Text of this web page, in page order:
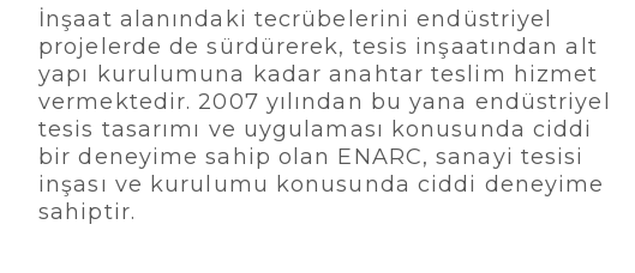
İnşaat alanındaki tecrübelerini endüstriyel
projelerde de sürdürerek, tesis inşaatından alt
yapı kurulumuna kadar anahtar teslim hizmet
vermektedir. 2007 yılından bu yana endüstriyel
tesis tasarımı ve uygulaması konusunda ciddi
bir deneyime sahip olan ENARC, sanayi tesisi
inşası ve kurulumu konusunda ciddi deneyime
sahiptir.